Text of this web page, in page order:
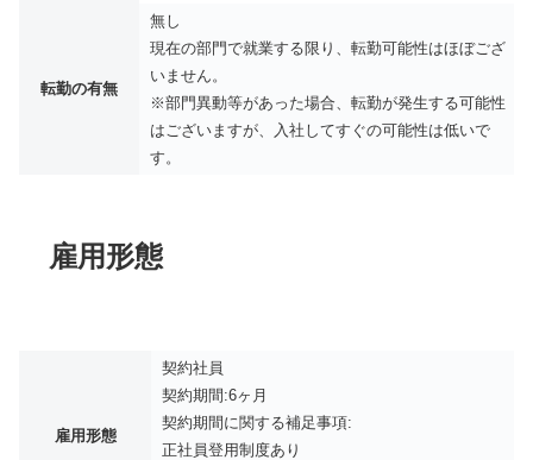
転勤の有無
無し
現在の部門で就業する限り、転勤可能性はほぼござ
いません。
※部門異動等があった場合、転勤が発生する可能性
はございますが、入社してすぐの可能性は低いで
す。
雇用形態
雇用形態
契約社員
契約期間:6ヶ月
契約期間に関する補足事項:
正社員登用制度あり